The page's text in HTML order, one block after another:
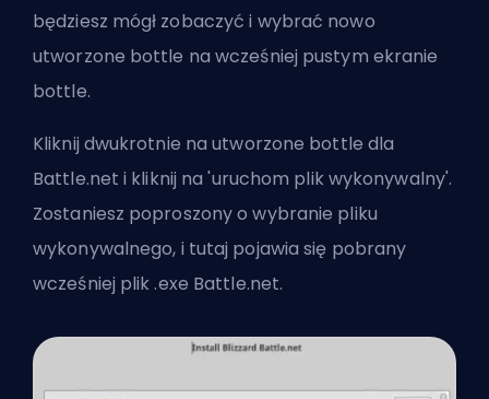
będziesz mógł zobaczyć i wybrać nowo
utworzone bottle na wcześniej pustym ekranie
bottle.
Kliknij dwukrotnie na utworzone bottle dla
Battle.net i kliknij na 'uruchom plik wykonywalny'.
Zostaniesz poproszony o wybranie pliku
wykonywalnego, i tutaj pojawia się pobrany
wcześniej plik .exe Battle.net.